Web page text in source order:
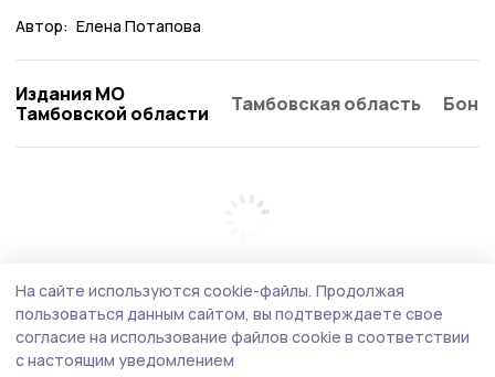
Автор: Елена Потапова
Издания МО
Тамбовской области
Тамбовская область
На сайте используются cookie-файлы. Продолжая
пользоваться данным сайтом, вы подтверждаете свое
согласие на использование файлов cookie в соответствии
с настоящим уведомлением